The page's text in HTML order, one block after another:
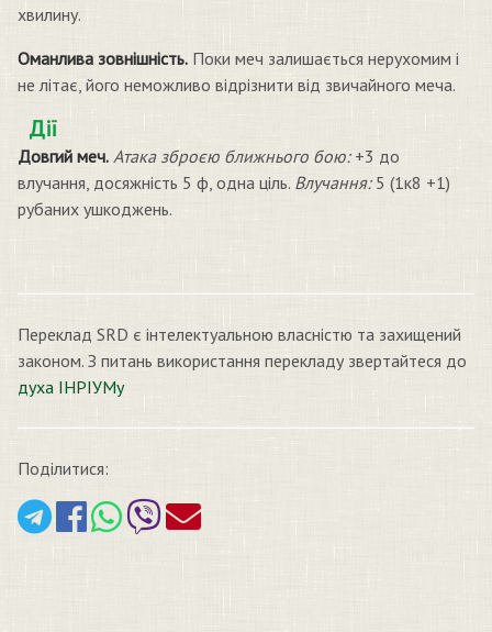
хвилину.
Оманлива зовнішність. Поки меч залишається нерухомим і
не літає, його неможливо відрізнити від звичайного меча.
Дії
Довгий меч. Атака зброєю ближнього бою:+3 до
влучання, досяжність 5 ф, одна ціль. Влучання:5 (1к8 +1)
рубаних ушкоджень.
Переклад SRD є інтелектуальною власністю та захищений
законом. З питань використання перекладу звертайтеся до
духа ІНРІУМу
Поділитися: